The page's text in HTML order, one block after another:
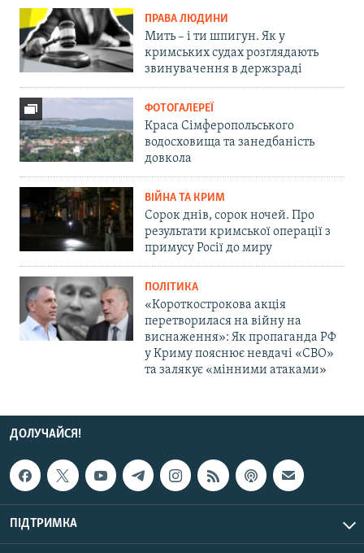
ПРАВА ЛЮДИНИ
Мить – і ти шпигун. Як у
кримських судах розглядають
звинувачення в держзраді
ФОТОГАЛЕРЕЇ
Краса Сімферопольського
водосховища та занедбаність
довкола
ВІЙНА ТА КРИМ
Сорок днів, сорок ночей. Про
результати кримської операції з
примусу Росії до миру
ПОЛІТИКА
«Короткострокова акція
перетворилася на війну на
виснаження»: Як пропаганда РФ
у Криму пояснює невдачі «СВО»
та залякує «мінними атаками»
ДОЛУЧАЙСЯ!
ПІДТРИМКА